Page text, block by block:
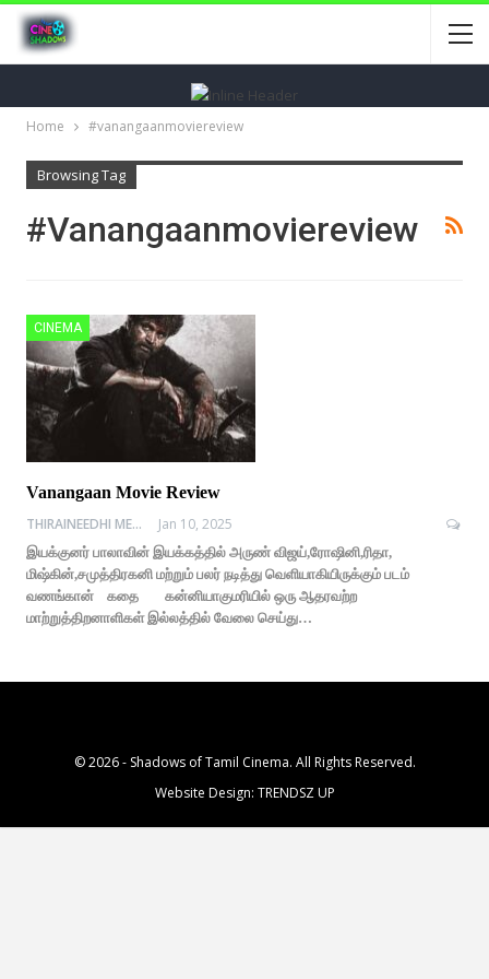
Home #vanangaanmoviereview
Browsing Tag
#vanangaanmoviereview
CINEMA
Vanangaan Movie Review
THIRAINEEDHI MEDIA
Jan 10, 2025
இயக்குனர் பாலாவின் இயக்கத்தில் அருண் விஜய்,ரோஷினி,ரிதா,
மிஷ்கின்,சமுத்திரகனி மற்றும் பலர் நடித்து வெளியாகியிருக்கும் படம்
வணங்கான் கதை கன்னியாகுமரியில் ஒரு ஆதரவற்ற
மாற்றுத்திறனாளிகள் இல்லத்தில் வேலை செய்து…
© 2026 - Shadows of Tamil Cinema. All Rights Reserved.
Website Design: TRENDSZ UP